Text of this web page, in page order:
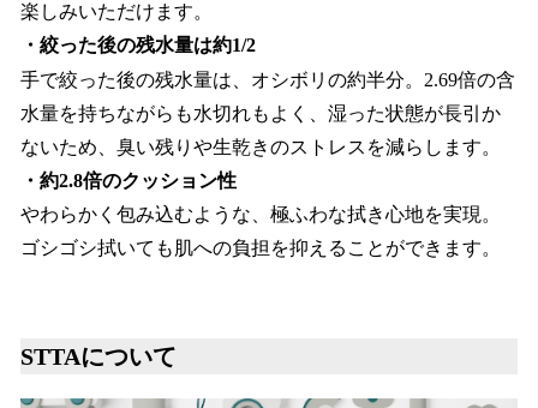
楽しみいただけます。​​
・絞った後の残水量は約1/2
手で絞った後の残水量は、オシボリの約半分。2.69倍の含
水量を持ちながらも水切れもよく、湿った​状態が​長引か
ないため、​臭い​残りや​生乾きの​ストレスを​減らします。​
・約2.8倍のクッション性
やわらかく包み込むような、極ふわな拭き心地を実現。
ゴシゴシ拭いても​肌への​負担を​抑える​ことができます。
STTAについて